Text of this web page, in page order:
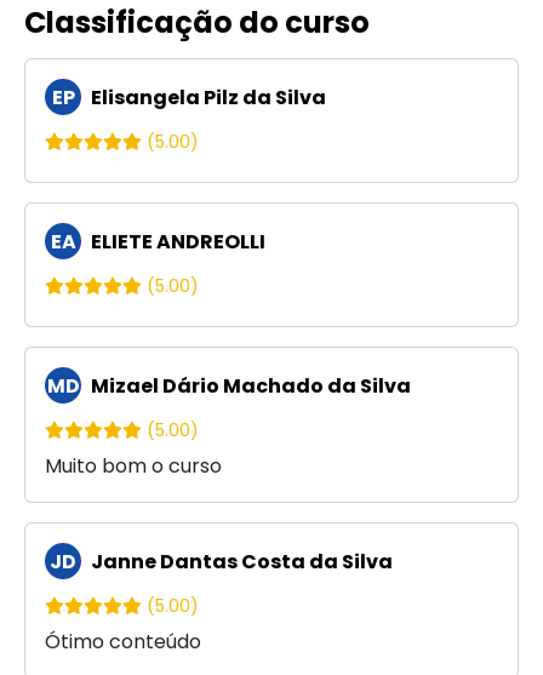
Classificação do curso
EP Elisangela Pilz da Silva
(5.00)
EA ELIETE ANDREOLLI
(5.00)
MD Mizael Dário Machado da Silva
(5.00)
Muito bom o curso
JD Janne Dantas Costa da Silva
(5.00)
Ótimo conteúdo